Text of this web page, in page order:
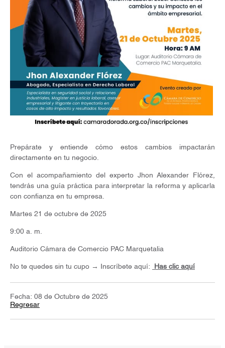
Prepárate y entiende cómo estos cambios impactarán
directamente en tu negocio.
Con el acompañamiento del experto Jhon Alexander Flórez,
tendrás una guía práctica para interpretar la reforma y aplicarla
con confianza en tu empresa.
Martes 21 de octubre de 2025
9:00 a. m.
Auditorio Cámara de Comercio PAC Marquetalia
No te quedes sin tu cupo → Inscríbete aquí: Has clic aquí
Fecha: 08 de Octubre de 2025
Regresar